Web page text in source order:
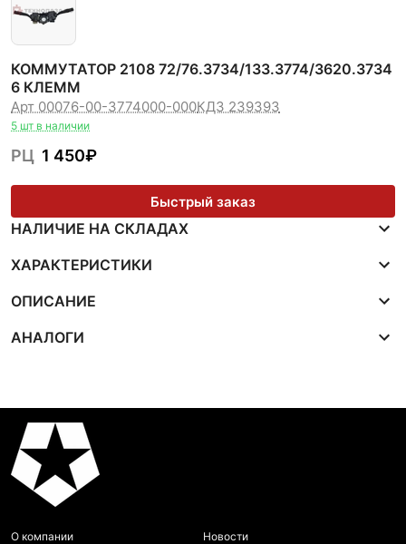
КОММУТАТОР 2108 72/76.3734/133.3774/3620.3734
6 КЛЕММ
Арт 00076-00-3774000-000КДЗ 239393
5 шт в наличии
РЦ 1 450₽
Быстрый заказ
НАЛИЧИЕ НА СКЛАДАХ
ХАРАКТЕРИСТИКИ
ОПИСАНИЕ
АНАЛОГИ
О компании
Новости